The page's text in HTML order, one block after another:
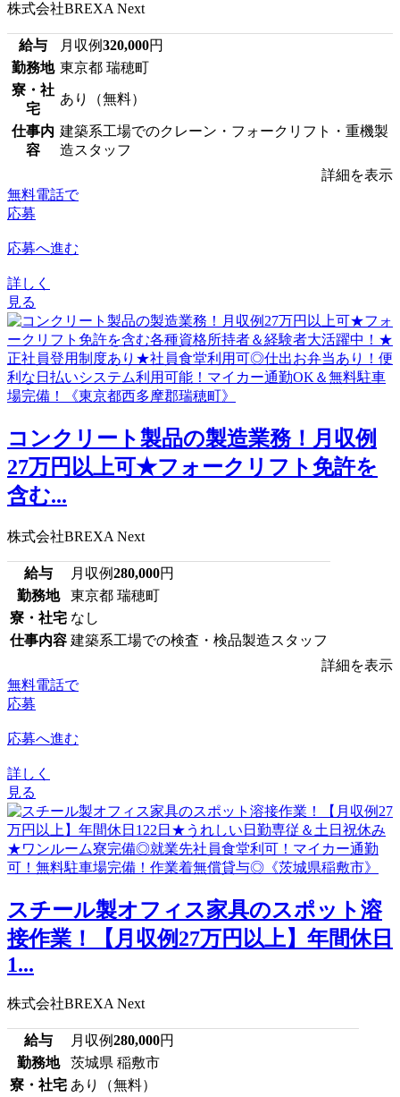
株式会社BREXA Next
給与 月収例320,000円
勤務地 東京都 瑞穂町
寮・社
宅
あり（無料）
仕事内
容
建築系工場でのクレーン・フォークリフト・重機製
造スタッフ
詳細を表示
無料電話で
応募
応募へ進む
詳しく
見る
コンクリート製品の製造業務！月収例
27万円以上可★フォークリフト免許を
含む...
株式会社BREXA Next
給与 月収例280,000円
勤務地
東京都 瑞穂町
寮・社宅 なし
仕事内容 建築系工場での検査・検品製造スタッフ
詳細を表示
無料電話で
応募
応募へ進む
詳しく
見る
スチール製オフィス家具のスポット溶
接作業！【月収例27万円以上】年間休日
1...
株式会社BREXA Next
給与 月収例280,000円
勤務地
茨城県 稲敷市
寮・社宅 あり（無料）